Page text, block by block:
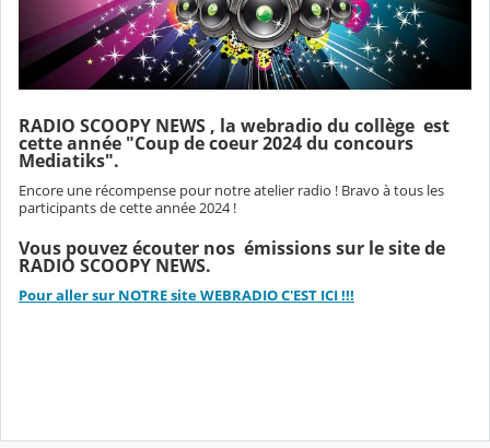
RADIO SCOOPY NEWS , la webradio du collège est
cette année "Coup de coeur 2024 du concours
Mediatiks".
Encore une récompense pour notre atelier radio ! Bravo à tous les
participants de cette année 2024 !
Vous pouvez écouter nos émissions sur le site de
RADIO SCOOPY NEWS.
Pour aller sur NOTRE site WEBRADIO C'EST ICI !!!